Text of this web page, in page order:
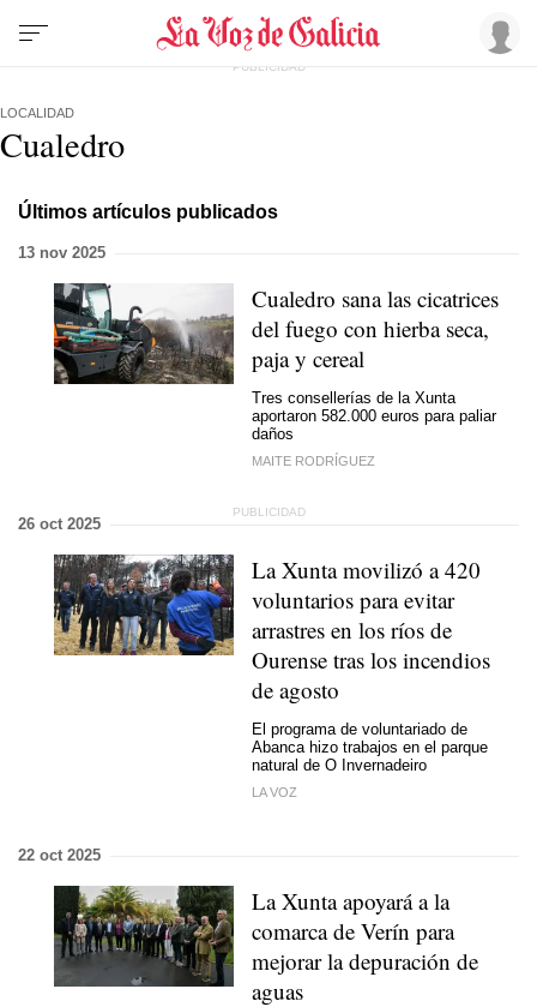
LOCALIDAD
Cualedro
Últimos artículos publicados
13 nov 2025
Cualedro sana las cicatrices
del fuego con hierba seca,
paja y cereal
Tres consellerías de la Xunta
aportaron 582.000 euros para paliar
daños
MAITE RODRÍGUEZ
26 oct 2025
La Xunta movilizó a 420
voluntarios para evitar
arrastres en los ríos de
Ourense tras los incendios
de agosto
El programa de voluntariado de
Abanca hizo trabajos en el parque
natural de O Invernadeiro
LA VOZ
22 oct 2025
La Xunta apoyará a la
comarca de Verín para
mejorar la depuración de
aguas